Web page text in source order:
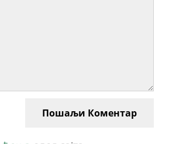
Пошаљи Коментар